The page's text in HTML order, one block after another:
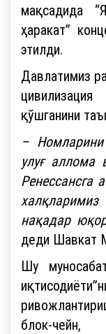
мақсадида
ҳаракат”
этилди.
Давлатимиз
қўшганини
–
улуғ аллома
Ренессансга
нақадар
деди Шавкат
Шу
блок-чейн,